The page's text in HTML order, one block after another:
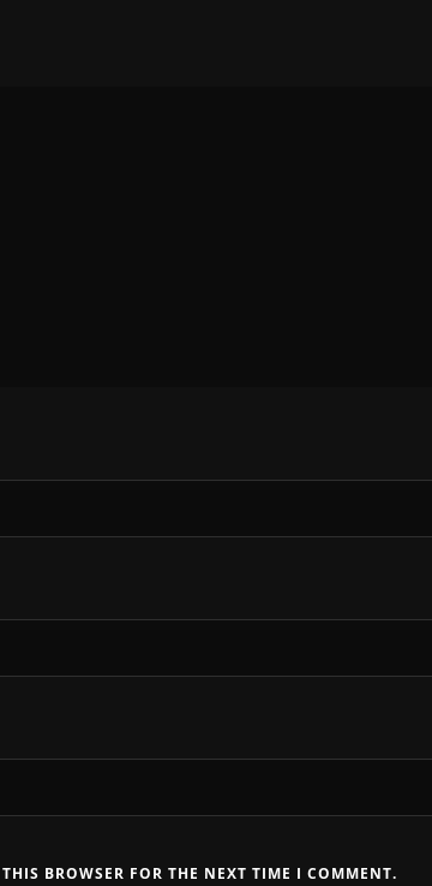
BROWSER FOR THE NEXT TIME I COMMENT.